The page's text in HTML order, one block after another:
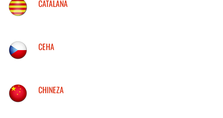
CATALANA
CEHA
CHINEZA